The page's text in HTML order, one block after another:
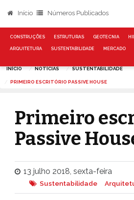
Início Números Publicados
CONSTRUÇÕES ESTRUTURAS GEOTECNIA
ARQUITETURA SUSTENTABILIDADE MERCADO
INÍCIO NOTÍCIAS SUSTENTABILIDADE
PRIMEIRO ESCRITÓRIO PASSIVE HOUSE
Primeiro
Passive
13 julho 2018, sexta-feira
Sustentabilidade